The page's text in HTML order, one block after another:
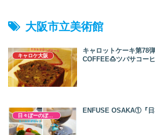
大阪市立美術館
キャロケ大阪
キャロットケーキ第78
COFFEE🍮ツバサコー
日々ぼーのぼーの
ENFUSE OSAKA①『日